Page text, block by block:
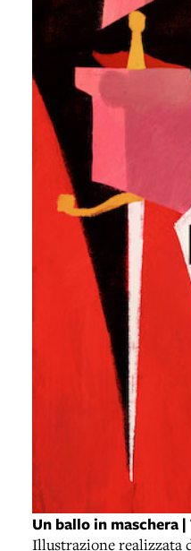
Un ballo in maschera
Illustrazione realizzata